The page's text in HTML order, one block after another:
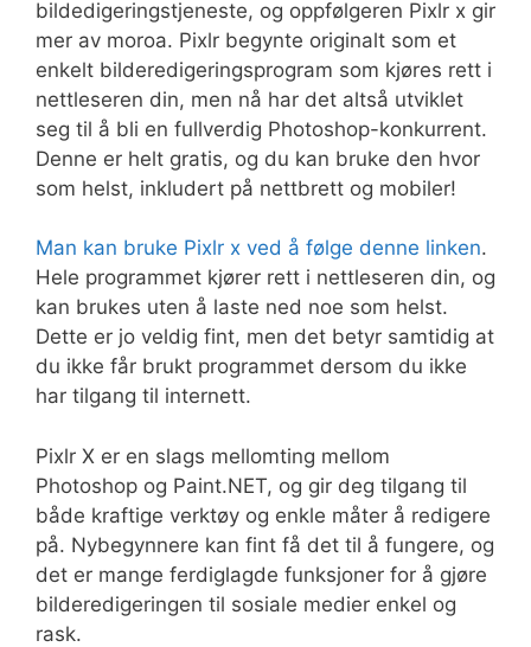
bildedigeringstjeneste, og oppfølgeren Pixlr x gir
mer av moroa. Pixlr begynte originalt som et
enkelt bilderedigeringsprogram som kjøres rett i
nettleseren din, men nå har det altså utviklet
seg til å bli en fullverdig Photoshop-konkurrent.
Denne er helt gratis, og du kan bruke den hvor
som helst, inkludert på nettbrett og mobiler!
Man kan bruke Pixlr x ved å følge denne linken.
Hele programmet kjører rett i nettleseren din, og
kan brukes uten å laste ned noe som helst.
Dette er jo veldig fint, men det betyr samtidig at
du ikke får brukt programmet dersom du ikke
har tilgang til internett.
Pixlr X er en slags mellomting mellom
Photoshop og Paint.NET, og gir deg tilgang til
både kraftige verktøy og enkle måter å redigere
på. Nybegynnere kan fint få det til å fungere, og
det er mange ferdiglagde funksjoner for å gjøre
bilderedigeringen til sosiale medier enkel og
rask.